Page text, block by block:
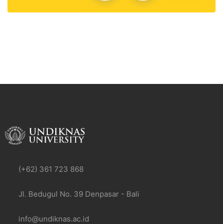
(+62) 361 723 868
Jl. Bedugul No. 39 Denpasar - Bali
info@undiknas.ac.id